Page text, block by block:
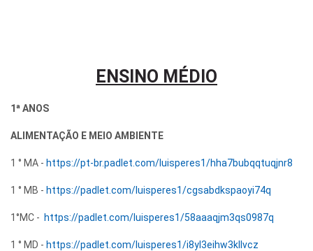
ENSINO MÉDIO
1ª ANOS
ALIMENTAÇÃO E MEIO AMBIENTE
1 ° MA - https://pt-br.padlet.com/luisperes1/hha7bubqqtuqjnr8
1 ° MB - https://padlet.com/luisperes1/cgsabdkspaoyi74q
1°MC - https://padlet.com/luisperes1/58aaaqjm3qs0987q
1 ° MD - https://padlet.com/luisperes1/i8yl3eihw3kllvcz